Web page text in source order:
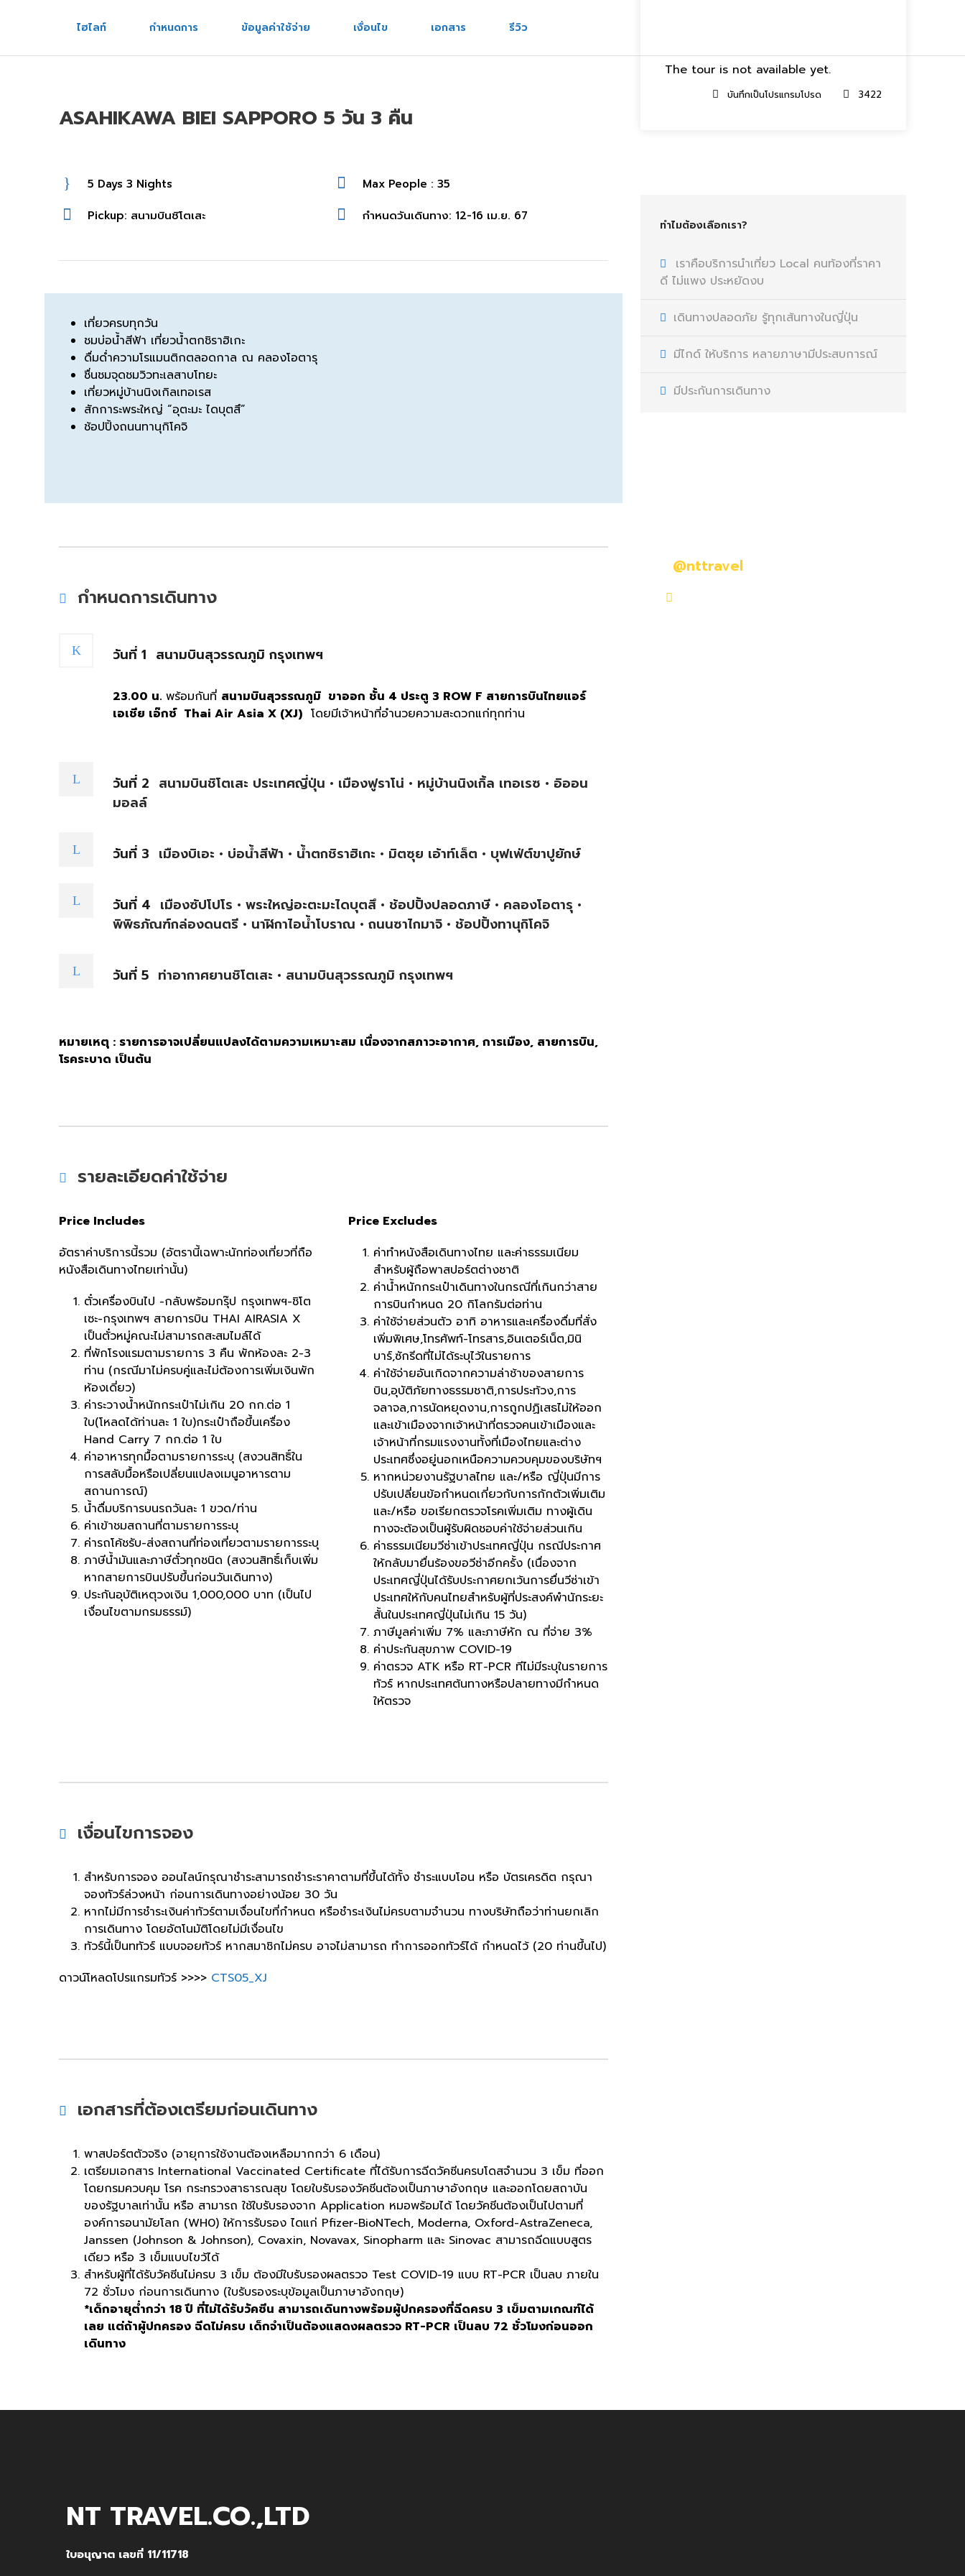
The tour is not available yet.
บันทึกเป็นโปรแกรมโปรด 3422
ทำไมต้องเลือกเรา?
เราคือบริการนำเที่ยว Local คนท้องที่ราคา
ดี ไม่แพง ประหยัดงบ
เดินทางปลอดภัย รู้ทุกเส้นทางในญี่ปุ่น
มีไกด์ ให้บริการ หลายภาษามีประสบการณ์
มีประกันการเดินทาง
@nttravel
ไฮไลท์ กำหนดการ ข้อมูลค่าใช้จ่าย เงื่อนไข เอกสาร รีวิว
ASAHIKAWA BIEI SAPPORO 5 วัน 3 คืน
5 Days 3 Nights
Max People : 35
Pickup: สนามบินชิโตเสะ
กำหนดวันเดินทาง: 12-16 เม.ย. 67
เที่ยวครบทุกวัน
ชมบ่อน้ำสีฟ้า เที่ยวน้ำตกชิราฮิเกะ
ดื่มด่ำความโรแมนติกตลอดกาล ณ คลองโอตารุ
ชื่นชมจุดชมวิวทะเลสาบโทยะ
เที่ยวหมู่บ้านนิงเกิลเทอเรส
สักการะพระใหญ่ “อุตะมะ ไดบุตสึ”
ช้อปปิ้งถนนทานุกิโคจิ
กำหนดการเดินทาง
วันที่ 1 สนามบินสุวรรณภูมิ กรุงเทพฯ
23.00 น. พร้อมกันที่ สนามบินสุวรรณภูมิ ขาออก ชั้น 4 ประตู 3 ROW F สายการบินไทยแอร์
เอเชีย เอ๊กซ์ Thai Air Asia X (XJ) โดยมีเจ้าหน้าที่อำนวยความสะดวกแก่ทุกท่าน
วันที่ 2 สนามบินชิโตเสะ ประเทศญี่ปุ่น • เมืองฟูราโน่ • หมู่บ้านนิงเกิ้ล เทอเรซ • อิออน
มอลล์
วันที่ 3 เมืองบิเอะ • บ่อน้ำสีฟ้า • น้ำตกชิราฮิเกะ • มิตซุย เอ้าท์เล็ต • บุฟเฟ่ต์ขาปูยักษ์
วันที่ 4 เมืองซัปโปโร • พระใหญ่อะตะมะไดบุตสึ • ช้อปปิ้งปลอดภาษี • คลองโอตารุ •
พิพิธภัณฑ์กล่องดนตรี • นาฬิกาไอน้ำโบราณ • ถนนซาไกมาจิ • ช้อปปิ้งทานุกิโคจิ
วันที่ 5 ท่าอากาศยานชิโตเสะ • สนามบินสุวรรณภูมิ กรุงเทพฯ
หมายเหตุ : รายการอาจเปลี่ยนแปลงได้ตามความเหมาะสม เนื่องจากสภาวะอากาศ, การเมือง, สายการบิน,
โรคระบาด เป็นต้น
รายละเอียดค่าใช้จ่าย
Price Includes
อัตราค่าบริการนี้รวม (อัตรานี้เฉพาะนักท่องเที่ยวที่ถือ
หนังสือเดินทางไทยเท่านั้น)
ตั๋วเครื่องบินไป -กลับพร้อมกรุ๊ป กรุงเทพฯ-ชิโต
เซะ-กรุงเทพฯ สายการบิน THAI AIRASIA X
เป็นตั๋วหมู่คณะไม่สามารถสะสมไมล์ได้
ที่พักโรงแรมตามรายการ 3 คืน พักห้องละ 2-3
ท่าน (กรณีมาไม่ครบคู่และไม่ต้องการเพิ่มเงินพัก
ห้องเดี่ยว)
ค่าระวางน้ำหนักกระเป๋าไม่เกิน 20 กก.ต่อ 1
ใบ(โหลดได้ท่านละ 1 ใบ)กระเป๋าถือขึ้นเครื่อง
Hand Carry 7 กก.ต่อ 1 ใบ
ค่าอาหารทุกมื้อตามรายการระบุ (สงวนสิทธิ์ใน
การสลับมื้อหรือเปลี่ยนแปลงเมนูอาหารตาม
สถานการณ์)
น้ำดื่มบริการบนรถวันละ 1 ขวด/ท่าน
ค่าเข้าชมสถานที่ตามรายการระบุ
ค่ารถโค้ชรับ-ส่งสถานที่ท่องเที่ยวตามรายการระบุ
ภาษีน้ำมันและภาษีตั๋วทุกชนิด (สงวนสิทธิ์เก็บเพิ่ม
หากสายการบินปรับขึ้นก่อนวันเดินทาง)
ประกันอุบัติเหตุวงเงิน 1,000,000 บาท (เป็นไป
เงื่อนไขตามกรมธรรม์)
Price Excludes
ค่าทำหนังสือเดินทางไทย และค่าธรรมเนียม
สำหรับผู้ถือพาสปอร์ตต่างชาติ
ค่าน้ำหนักกระเป๋าเดินทางในกรณีที่เกินกว่าสาย
การบินกำหนด 20 กิโลกรัมต่อท่าน
ค่าใช้จ่ายส่วนตัว อาทิ อาหารและเครื่องดื่มที่สั่ง
เพิ่มพิเศษ,โทรศัพท์-โทรสาร,อินเตอร์เน็ต,มินิ
บาร์,ซักรีดที่ไม่ได้ระบุไว้ในรายการ
ค่าใช้จ่ายอันเกิดจากความล่าช้าของสายการ
บิน,อุบัติภัยทางธรรมชาติ,การประท้วง,การ
จลาจล,การนัดหยุดงาน,การถูกปฏิเสธไม่ให้ออก
และเข้าเมืองจากเจ้าหน้าที่ตรวจคนเข้าเมืองและ
เจ้าหน้าที่กรมแรงงานทั้งที่เมืองไทยและต่าง
ประเทศซึ่งอยู่นอกเหนือความควบคุมของบริษัทฯ
หากหน่วยงานรัฐบาลไทย และ/หรือ ญี่ปุ่นมีการ
ปรับเปลี่ยนข้อกำหนดเกี่ยวกับการกักตัวเพิ่มเติม
และ/หรือ ขอเรียกตรวจโรคเพิ่มเติม ทางผู้เดิน
ทางจะต้องเป็นผู้รับผิดชอบค่าใช้จ่ายส่วนเกิน
ค่าธรรมเนียมวีซ่าเข้าประเทศญี่ปุ่น กรณีประกาศ
ให้กลับมายื่นร้องขอวีซ่าอีกครั้ง (เนื่องจาก
ประเทศญี่ปุ่นได้รับประกาศยกเว้นการยื่นวีซ่าเข้า
ประเทศให้กับคนไทยสำหรับผู้ที่ประสงค์พำนักระยะ
สั้นในประเทศญี่ปุ่นไม่เกิน 15 วัน)
ภาษีมูลค่าเพิ่ม 7% และภาษีหัก ณ ที่จ่าย 3%
ค่าประกันสุขภาพ COVID-19
ค่าตรวจ ATK หรือ RT-PCR ทีไม่มีระบุในรายการ
ทัวร์ หากประเทศต้นทางหรือปลายทางมีกำหนด
ให้ตรวจ
เงื่อนไขการจอง
สำหรับการจอง ออนไลน์กรุณาชำระสามารถชำระราคาตามที่ขึ้นได้ทั้ง ชำระแบบโอน หรือ บัตรเครดิต กรุณา
จองทัวร์ล่วงหน้า ก่อนการเดินทางอย่างน้อย 30 วัน
หากไม่มีการชำระเงินค่าทัวร์ตามเงื่อนไขที่กำหนด หรือชำระเงินไม่ครบตามจำนวน ทางบริษัทถือว่าท่านยกเลิก
การเดินทาง โดยอัตโนมัติโดยไม่มีเงื่อนไข
ทัวร์นี้เป็นททัวร์ แบบจอยทัวร์ หากสมาชิกไม่ครบ อาจไม่สามารถ ทำการออกทัวร์ได้ กำหนดไว้ (20 ท่านขึ้นไป)
ดาวน์โหลดโปรแกรมทัวร์ >>>> CTS05_XJ
เอกสารที่ต้องเตรียมก่อนเดินทาง
พาสปอร์ตตัวจริง (อายุการใช้งานต้องเหลือมากกว่า 6 เดือน)
เตรียมเอกสาร International Vaccinated Certificate ที่ได้รับการฉีดวัคซีนครบโดสจำนวน 3 เข็ม ที่ออก
โดยกรมควบคุม โรค กระทรวงสาธารณสุข โดยใบรับรองวัคชีนต้องเป็นภาษาอังกฤษ และออกโดยสถาบัน
ของรัฐบาลเท่านั้น หรือ สามารถ ใช้ใบรับรองจาก Application หมอพร้อมได้ โดยวัคชีนต้องเป็นไปตามที่
องค์การอนามัยโลก (WH0) ให้การรับรอง ไดแก่ Pfizer-BioNTech, Moderna, Oxford-AstraZeneca,
Janssen (Johnson & Johnson), Covaxin, Novavax, Sinopharm และ Sinovac สามารถฉีดแบบสูตร
เดียว หรือ 3 เข็มแบบไขว้ได้
สำหรับผู้ที่ได้รับวัคซีนไม่ครบ 3 เข็ม ต้องมีใบรับรองผลตรวจ Test COVID-19 แบบ RT-PCR เป็นลบ ภายใน
72 ชั่วโมง ก่อนการเดินทาง (ใบรับรองระบุข้อมูลเป็นภาษาอังกฤษ)
*เด็กอายุต่ำกว่า 18 ปี ที่ไม่ได้รับวัคซีน สามารถเดินทางพร้อมผู้ปกครองที่ฉีดครบ 3 เข็มตามเกณฑ์ได้
เลย แต่ถ้าผู้ปกครอง ฉีดไม่ครบ เด็กจำเป็นต้องแสดงผลตรวจ RT-PCR เป็นลบ 72 ชั่วโมงก่อนออก
เดินทาง
NT TRAVEL.CO.,LTD
ใบอนุญาต เลขที่ 11/11718